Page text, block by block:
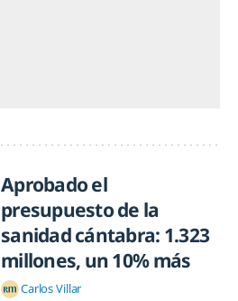
Aprobado el
presupuesto de la
sanidad cántabra: 1.323
millones, un 10% más
Carlos Villar